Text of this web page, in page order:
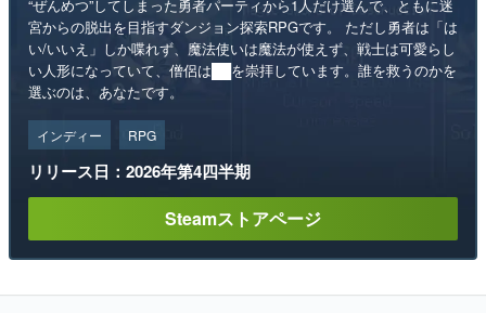
“ぜんめつ”してしまった勇者パーティから1人だけ選んで、ともに迷
宮からの脱出を目指すダンジョン探索RPGです。 ただし勇者は「は
い/いいえ」しか喋れず、魔法使いは魔法が使えず、戦士は可愛らし
い人形になっていて、僧侶は██を崇拝しています。誰を救うのかを
選ぶのは、あなたです。
インディー RPG
リリース日：2026年第4四半期
Steamストアページ